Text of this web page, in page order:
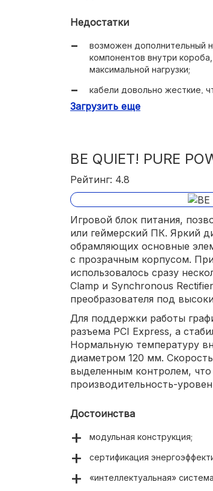
несколько режимов работы,
немодульная конструкция
высокий КПД, как результат
тихая система охлаждения.
Недостатки
возможен дополнительный
компонентов внутри
максимальной нагрузки;
кабели довольно жесткие,
системного блока.
Загрузить еще
BE QUIET! PURE
Рейтинг: 4.8
Игровой блок питания,
или геймерский ПК. Яркий
обрамляющих основные
с прозрачным корпусом. При
использовалось сразу
Clamp и Synchronous
преобразователя под
Для поддержки работы
разъема PCI Express, а
Нормальную температуру
диаметром 120 мм.
выделенным контролем,
производительность-
Достоинства
модульная конструкция;
сертификация
«интеллектуальная»